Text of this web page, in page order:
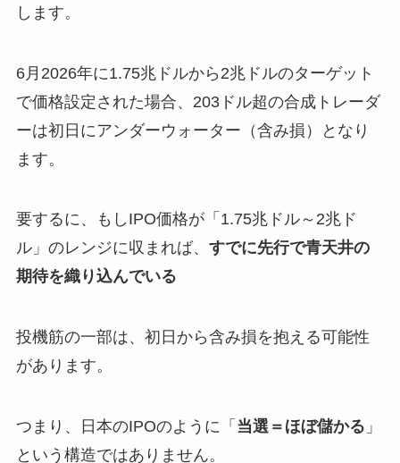
します。
6月2026年に1.75兆ドルから2兆ドルのターゲット
で価格設定された場合、203ドル超の合成トレーダ
ーは初日にアンダーウォーター（含み損）となり
ます。
要するに、もしIPO価格が「1.75兆ドル～2兆ド
ル」のレンジに収まれば、 すでに先行で青天井の
期待を織り込んでいる
投機筋の一部は、初日から含み損を抱える可能性
があります。
つまり、日本のIPOのように「 当選＝ほぼ儲かる 」
という構造ではありません。